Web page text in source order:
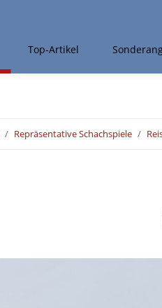
Top-Artikel
Repräsentative Schachspiele